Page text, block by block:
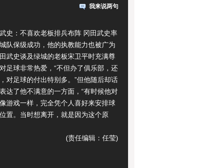
我来说两句
：不喜欢老板排兵布阵 冈田武史率
队保级成功，他的执教能力也被广为
武史谈及绿城的老板宋卫平时充满尊
足球非常热爱，“不但办了俱乐部，还
对足球的付出特别多。”但他随后却话
达了他不满意的一方面，“有时候他对
游戏一样，完全凭个人喜好来安排球
置。当时想离开，就是因为这个原
(责任编辑：任莹)